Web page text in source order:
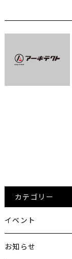
カテゴリー
イベント
お知らせ